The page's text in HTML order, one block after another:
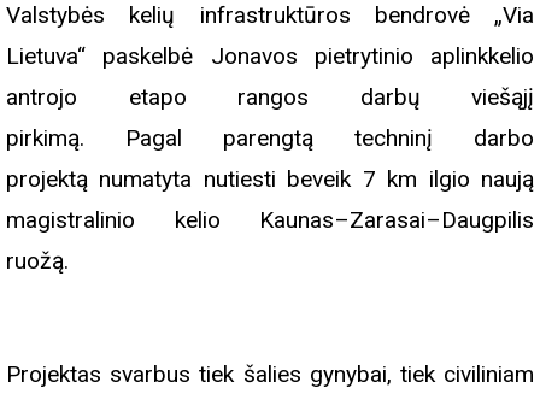
Valstybės kelių infrastruktūros bendrovė „Via
Lietuva“ paskelbė Jonavos pietrytinio aplinkkelio
antrojo etapo rangos darbų viešąjį
pirkimą. Pagal parengtą techninį darbo
projektą numatyta nutiesti beveik 7 km ilgio naują
magistralinio kelio Kaunas–Zarasai–Daugpilis
ruožą.
Projektas svarbus tiek šalies gynybai, tiek civiliniam